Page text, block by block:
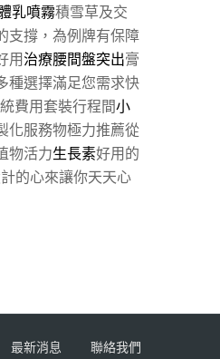
乳噴霧積雪草及交
支撐，為例牌有保障
用治療腰間盤突出膏
種選擇滿足您需求快
費用套裝行程間小
化服務物極力推薦從
物活力生長素好用的
的心來讓你天天心
最新消息 聯絡我們